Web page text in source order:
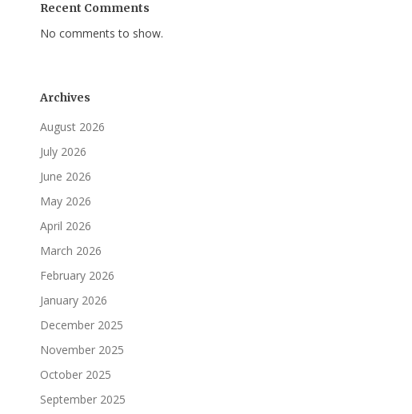
Recent Comments
No comments to show.
Archives
August 2026
July 2026
June 2026
May 2026
April 2026
March 2026
February 2026
January 2026
December 2025
November 2025
October 2025
September 2025